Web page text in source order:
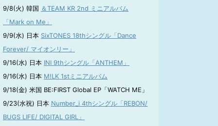
9/8(火) 韓国 ＆TEAM KR 2nd ミニアルバム
「Mark on Me」
9/9(水) 日本 SixTONES 18thシングル「Dance
Forever/ マイオンリー」
9/16(水) 日本 INI 9thシングル「ANTHEM」
9/16(水) 日本 M!LK 1stミニアルバム
9/18(金) 米国 BE:FIRST Global EP「WATCH ME」
9/23(水祝) 日本 Number_i 4thシングル「REBON/
BUGS LIFE/ DIGITAL GIRL」